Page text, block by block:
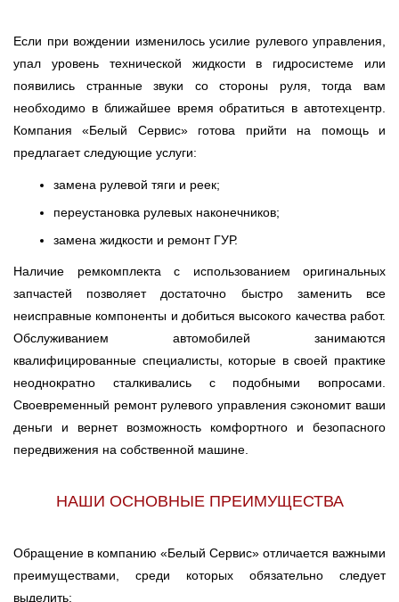
Если при вождении изменилось усилие рулевого управления,
упал уровень технической жидкости в гидросистеме или
появились странные звуки со стороны руля, тогда вам
необходимо в ближайшее время обратиться в автотехцентр.
Компания «Белый Сервис» готова прийти на помощь и
предлагает следующие услуги:
замена рулевой тяги и реек;
переустановка рулевых наконечников;
замена жидкости и ремонт ГУР.
Наличие ремкомплекта с использованием оригинальных
запчастей позволяет достаточно быстро заменить все
неисправные компоненты и добиться высокого качества работ.
Обслуживанием автомобилей занимаются
квалифицированные специалисты, которые в своей практике
неоднократно сталкивались с подобными вопросами.
Своевременный ремонт рулевого управления сэкономит ваши
деньги и вернет возможность комфортного и безопасного
передвижения на собственной машине.
НАШИ ОСНОВНЫЕ ПРЕИМУЩЕСТВА
Обращение в компанию «Белый Сервис» отличается важными
преимуществами, среди которых обязательно следует
выделить: